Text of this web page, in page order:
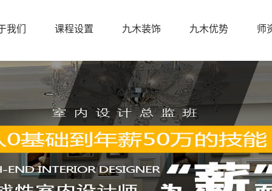
我们 课程设置 九木装饰 九木优势 师